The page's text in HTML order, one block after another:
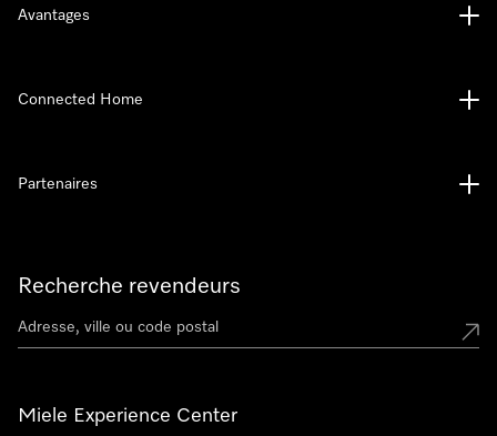
Recherche revendeurs
Miele Experience Center
Avantages
Connected Home
Partenaires